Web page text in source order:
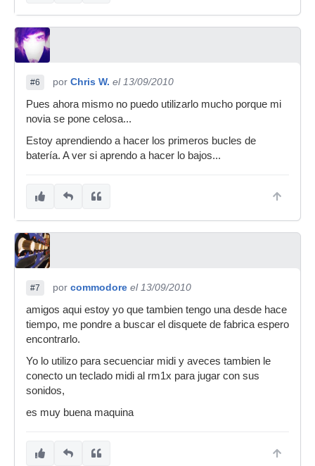
#6 por Chris W. el 13/09/2010
Pues ahora mismo no puedo utilizarlo mucho porque mi
novia se pone celosa...
Estoy aprendiendo a hacer los primeros bucles de
batería. A ver si aprendo a hacer lo bajos...
#7 por commodore el 13/09/2010
amigos aqui estoy yo que tambien tengo una desde hace
tiempo, me pondre a buscar el disquete de fabrica espero
encontrarlo.
Yo lo utilizo para secuenciar midi y aveces tambien le
conecto un teclado midi al rm1x para jugar con sus
sonidos,
es muy buena maquina